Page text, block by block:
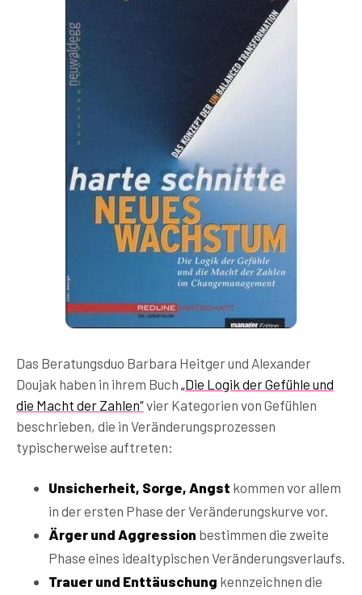
Das Beratungsduo Barbara Heitger und Alexander
Doujak haben in ihrem Buch „Die Logik der Gefühle und
die Macht der Zahlen“vier Kategorien von Gefühlen
beschrieben, die in Veränderungsprozessen
typischerweise auftreten:
Unsicherheit, Sorge, Angst kommen vor allem
in der ersten Phase der Veränderungskurve vor.
Ärger und Aggression bestimmen die zweite
Phase eines idealtypischen Veränderungsverlaufs.
Trauer und Enttäuschung kennzeichnen die